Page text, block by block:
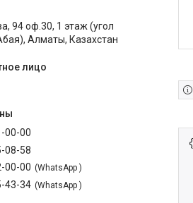
94 оф.30, 1 этаж (угол
Алматы, Казахстан
00-00
08-58
00-00
WhatsApp
43-34 WhatsApp